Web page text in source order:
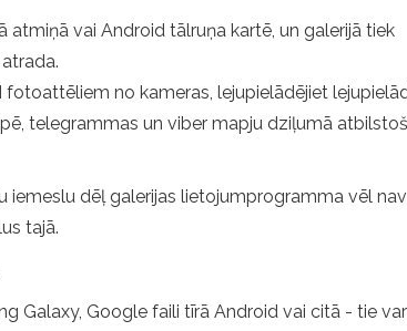
atmiņā vai Android tālruņa kartē, un galerijā tiek
no kameras, lejupielādējiet
telegrammas un viber mapju dziļumā
iemeslu dēļ galerijas lietojumprogramma vēl nav
tajā.
Galaxy, Google faili tīrā Android vai citā - tie var